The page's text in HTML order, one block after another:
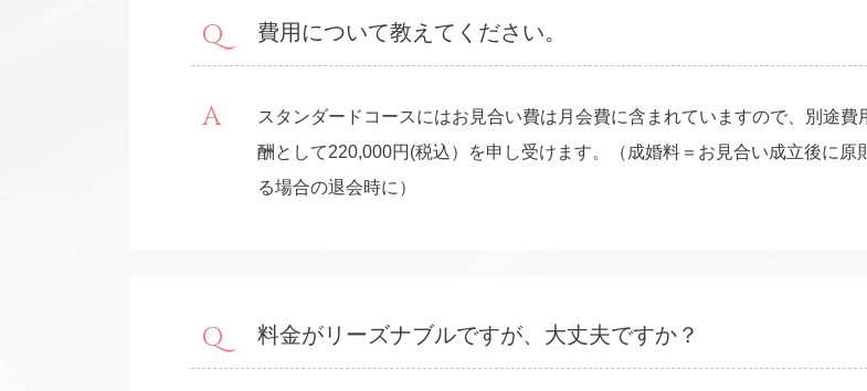
費用について教えてください。
スタンダードコースにはお見合い費は月会費に含まれていますので、別途
酬として220,000円(税込）を申し受けます。（成婚料＝お見合い成立後に
る場合の退会時に）
料金がリーズナブルですが、大丈夫ですか？